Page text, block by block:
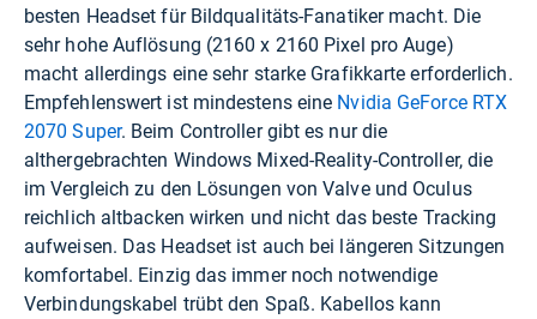
besten Headset für Bildqualitäts-Fanatiker macht. Die
sehr hohe Auflösung (2160 x 2160 Pixel pro Auge)
macht allerdings eine sehr starke Grafikkarte erforderlich.
Empfehlenswert ist mindestens eine Nvidia GeForce RTX
2070 Super. Beim Controller gibt es nur die
althergebrachten Windows Mixed-Reality-Controller, die
im Vergleich zu den Lösungen von Valve und Oculus
reichlich altbacken wirken und nicht das beste Tracking
aufweisen. Das Headset ist auch bei längeren Sitzungen
komfortabel. Einzig das immer noch notwendige
Verbindungskabel trübt den Spaß. Kabellos kann